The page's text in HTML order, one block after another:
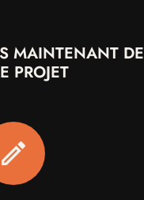
MAINTENANT DE
PROJET